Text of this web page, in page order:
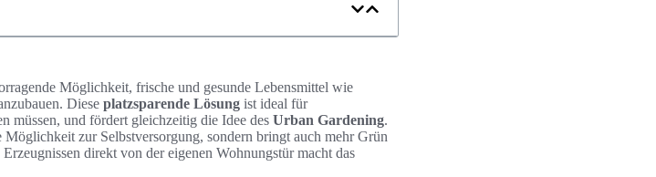
Möglichkeit, frische und gesunde Lebensmittel wie
Diese platzsparende Lösung ist ideal für
müssen, und fördert gleichzeitig die Idee des Urban Gardening.
zur Selbstversorgung, sondern bringt auch mehr Grün
direkt von der eigenen Wohnungstür macht das